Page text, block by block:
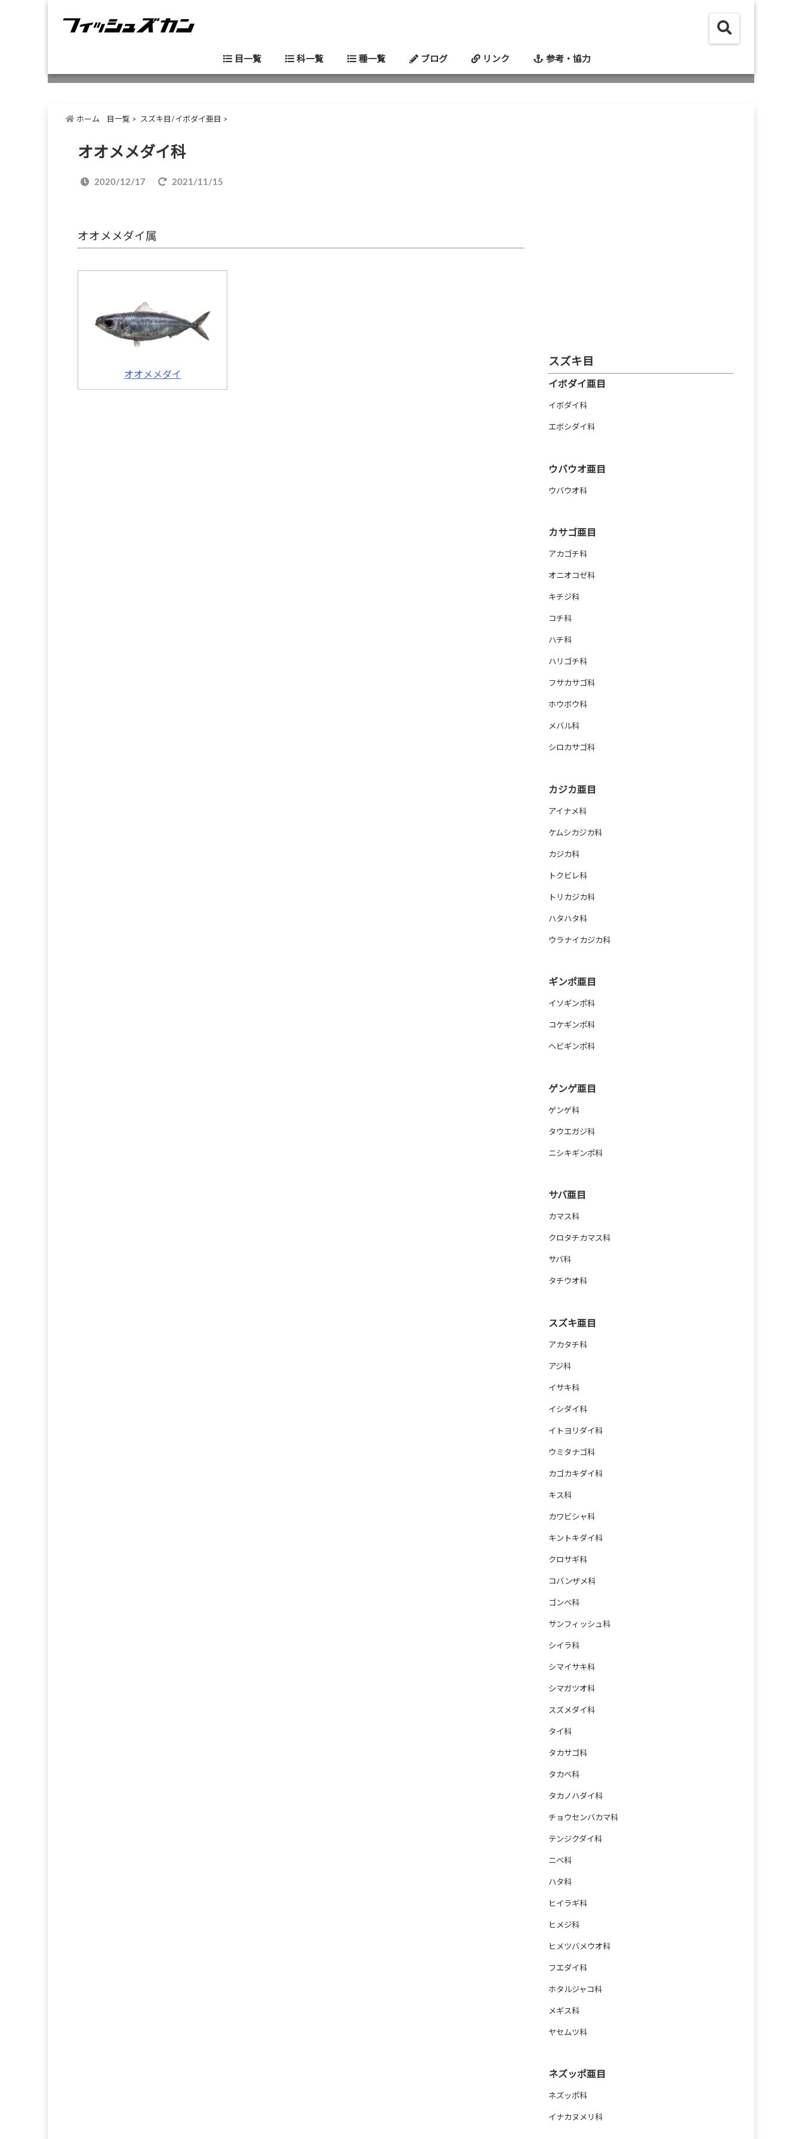
目一覧 科一覧 種一覧 ブログ リンク 参考・協力
ホーム 目一覧 > スズキ目/イボダイ亜目 >
オオメメダイ科
2020/12/17 2021/11/15
オオメメダイ属
オオメメダイ
スズキ目
イボダイ亜目
イボダイ科
エボシダイ科
ウバウオ亜目
ウバウオ科
カサゴ亜目
アカゴチ科
オニオコゼ科
キチジ科
コチ科
ハチ科
ハリゴチ科
フサカサゴ科
ホウボウ科
メバル科
シロカサゴ科
カジカ亜目
アイナメ科
ケムシカジカ科
カジカ科
トクビレ科
トリカジカ科
ハタハタ科
ウラナイカジカ科
ギンポ亜目
イソギンポ科
コケギンポ科
ヘビギンポ科
ゲンゲ亜目
ゲンゲ科
タウエガジ科
ニシキギンポ科
サバ亜目
カマス科
クロタチカマス科
サバ科
タチウオ科
スズキ亜目
アカタチ科
アジ科
イサキ科
イシダイ科
イトヨリダイ科
ウミタナゴ科
カゴカキダイ科
キス科
カワビシャ科
キントキダイ科
クロサギ科
コバンザメ科
ゴンベ科
サンフィッシュ科
シイラ科
シマイサキ科
シマガツオ科
スズメダイ科
タイ科
タカサゴ科
タカベ科
タカノハダイ科
チョウセンバカマ科
テンジクダイ科
ニベ科
ハタ科
ヒイラギ科
ヒメジ科
ヒメツバメウオ科
フエダイ科
ホタルジャコ科
メギス科
ヤセムツ科
ネズッポ亜目
ネズッポ科
イナカヌメリ科